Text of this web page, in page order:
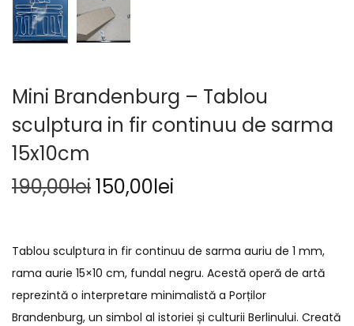
Mini Brandenburg – Tablou
sculptura in fir continuu de sarma
15x10cm
190,00lei150,00lei
Tablou sculptura in fir continuu de sarma auriu de 1 mm,
rama aurie 15×10 cm, fundal negru. Acestă operă de artă
reprezintă o interpretare minimalistă a Porților
Brandenburg, un simbol al istoriei și culturii Berlinului. Creată